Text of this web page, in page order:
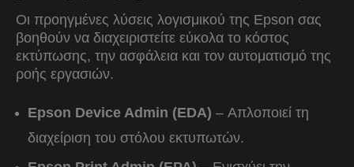
Οι προηγμένες λύσεις λογισμικού της Epson σας
βοηθούν να διαχειριστείτε εύκολα το κόστος
εκτύπωσης, την ασφάλεια και τον αυτοματισμό της
ροής εργασιών.
Epson Device Admin (EDA) – Απλοποιεί τη
διαχείριση του στόλου εκτυπωτών.